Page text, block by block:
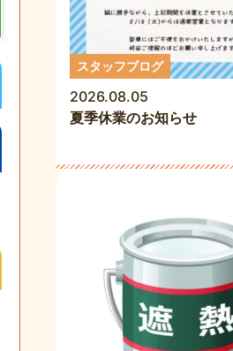
スタッフブログ
2026.08.05
夏季休業のお知らせ